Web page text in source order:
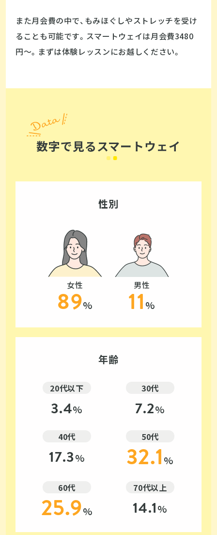
また月会費の中で、もみほぐしやストレッチを受け
ることも可能です。スマートウェイは月会費3480
円〜。まずは体験レッスンにお越しください。
数字で見るスマートウェイ
性別
女性
89%
男性
11 %
年齢
20代以下
3.4%
30代
7.2%
40代
17.3%
50代
32.1 %
60代
25.9%
70代以上
14.1%